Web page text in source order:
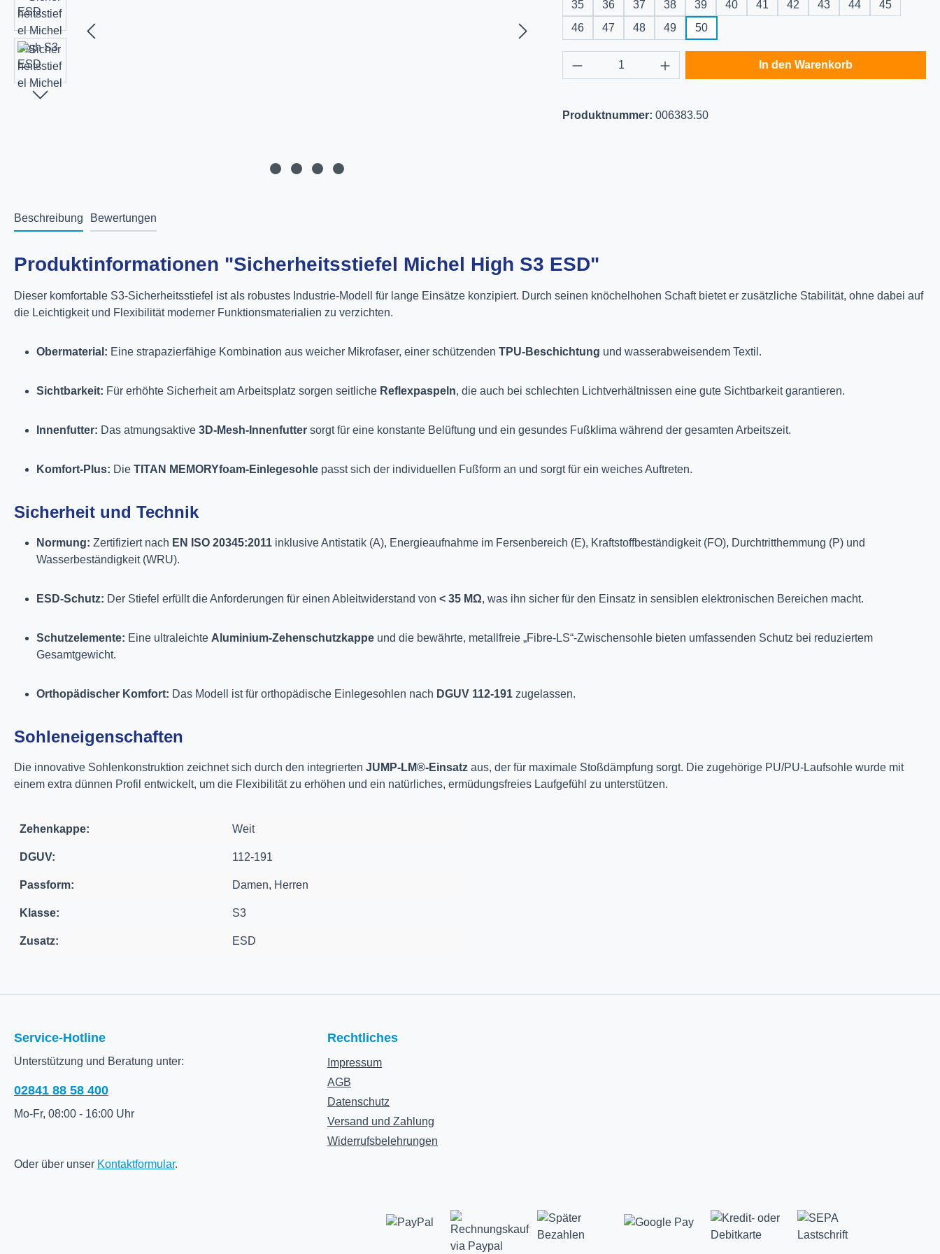
35 36 37 38 39 40 41 42 43 44
45
46
47 48 49 50
Produkt Anzahl: Gib den gewünschten Wert ein
In den Warenkorb
Produktnummer: 006383.50
Beschreibung Bewertungen
Produktinformationen "Sicherheitsstiefel Michel High S3 ESD"
Dieser komfortable S3-Sicherheitsstiefel ist als robustes Industrie-Modell für lange Einsätze konzipiert. Durch seinen knöchelhohen Schaft bietet er zusätzliche Stabilität, ohne dabei auf
die Leichtigkeit und Flexibilität moderner Funktionsmaterialien zu verzichten.
Obermaterial: Eine strapazierfähige Kombination aus weicher Mikrofaser, einer schützenden TPU-Beschichtung und wasserabweisendem Textil.
Sichtbarkeit: Für erhöhte Sicherheit am Arbeitsplatz sorgen seitliche Reflexpaspeln, die auch bei schlechten Lichtverhältnissen eine gute Sichtbarkeit garantieren.
Innenfutter: Das atmungsaktive 3D-Mesh-Innenfutter sorgt für eine konstante Belüftung und ein gesundes Fußklima während der gesamten Arbeitszeit.
Komfort-Plus: Die TITAN MEMORYfoam-Einlegesohle passt sich der individuellen Fußform an und sorgt für ein weiches Auftreten.
Sicherheit und Technik
Normung: Zertifiziert nach EN ISO 20345:2011 inklusive Antistatik (A), Energieaufnahme im Fersenbereich (E), Kraftstoffbeständigkeit (FO), Durchtritthemmung (P) und
Wasserbeständigkeit (WRU).
ESD-Schutz: Der Stiefel erfüllt die Anforderungen für einen Ableitwiderstand von < 35 MΩ, was ihn sicher für den Einsatz in sensiblen elektronischen Bereichen macht.
Schutzelemente: Eine ultraleichte Aluminium-Zehenschutzkappe und die bewährte, metallfreie „Fibre-LS“-Zwischensohle bieten umfassenden Schutz bei reduziertem
Gesamtgewicht.
Orthopädischer Komfort: Das Modell ist für orthopädische Einlegesohlen nach DGUV 112-191 zugelassen.
Sohleneigenschaften
Die innovative Sohlenkonstruktion zeichnet sich durch den integrierten JUMP-LM®-Einsatz aus, der für maximale Stoßdämpfung sorgt. Die zugehörige PU/PU-Laufsohle wurde mit
einem extra dünnen Profil entwickelt, um die Flexibilität zu erhöhen und ein natürliches, ermüdungsfreies Laufgefühl zu unterstützen.
Zehenkappe: Weit
DGUV: 112-191
Passform: Damen, Herren
Klasse: S3
Zusatz: ESD
Service-Hotline
Unterstützung und Beratung unter:
02841 88 58 400
Mo-Fr, 08:00 - 16:00 Uhr
Oder über unser Kontaktformular.
Rechtliches
Impressum
AGB
Datenschutz
Versand und Zahlung
Widerrufsbelehrungen